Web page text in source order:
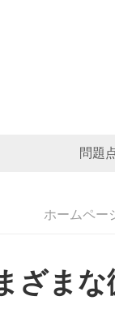
問題
ホームペー
ざま